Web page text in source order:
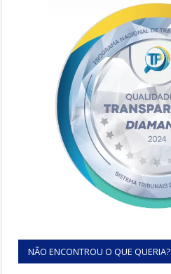
NÃO ENCONTROU O QUE QUERIA?